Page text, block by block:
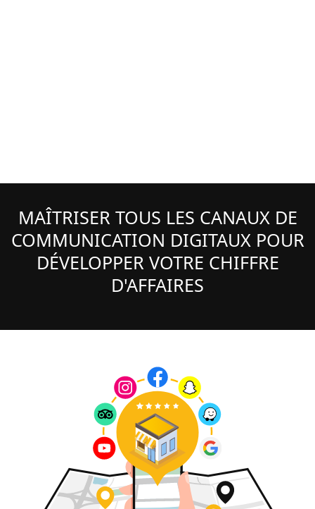
MAÎTRISER TOUS LES CANAUX DE
COMMUNICATION DIGITAUX POUR
DÉVELOPPER VOTRE CHIFFRE
D'AFFAIRES